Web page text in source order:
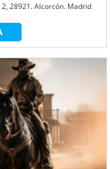
28921. Alcorcón. Madrid